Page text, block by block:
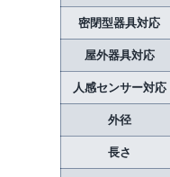
密閉型器具対応
屋外器具対応
人感センサー対応
外径
長さ